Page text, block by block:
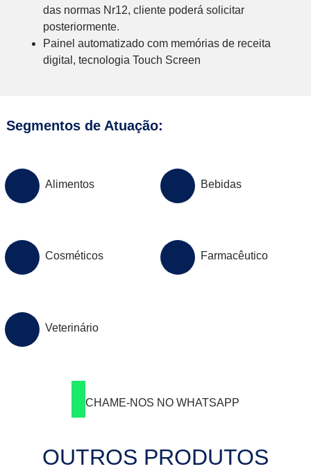
das normas Nr12, cliente poderá solicitar
posteriormente.
Painel automatizado com memórias de receita
digital, tecnologia Touch Screen
Segmentos de Atuação:
Alimentos Bebidas
Cosméticos Farmacêutico
Veterinário
CHAME-NOS NO WHATSAPP
OUTROS PRODUTOS